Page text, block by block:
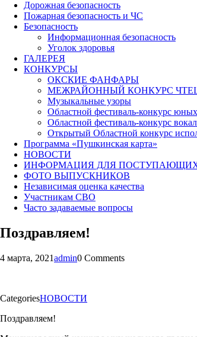
Дорожная безопасность
Пожарная безопасность и ЧС
Безопасность
Информационная безопасность
Уголок здоровья
ГАЛЕРЕЯ
КОНКУРСЫ
ОКСКИЕ ФАНФАРЫ
МЕЖРАЙОННЫЙ КОНКУРС
Музыкальные узоры
Областной фестиваль-конкурс
Областной фестиваль-конкурс
Открытый Областной конкурс
Программа «Пушкинская карта»
НОВОСТИ
ИНФОРМАЦИЯ ДЛЯ
ФОТО ВЫПУСКНИКОВ
Независимая оценка качества
Участникам СВО
Часто задаваемые вопросы
Поздравляем!
4 марта, 2021admin0 Comments
CategoriesНОВОСТИ
Поздравляем!